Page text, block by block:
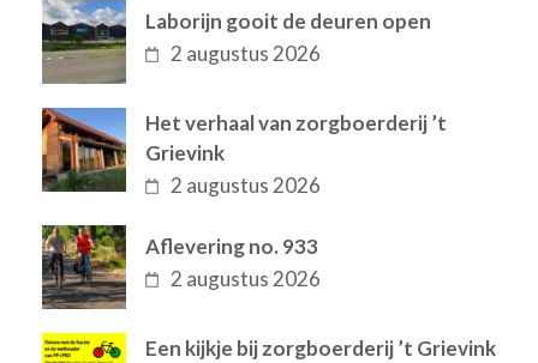
Laborijn gooit de deuren open
2 augustus 2026
Het verhaal van zorgboerderij ’t
Grievink
2 augustus 2026
Aflevering no. 933
2 augustus 2026
Een kijkje bij zorgboerderij ’t Grievink